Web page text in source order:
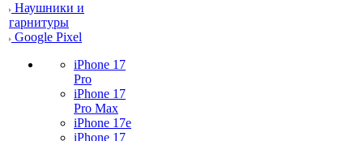
Наушники и
гарнитуры
Google Pixel
iPhone 17
Pro
iPhone 17
Pro Max
iPhone 17e
iPhone 17